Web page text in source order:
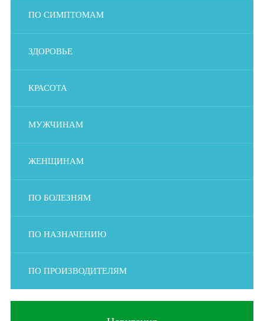
ПО СИМПТОМАМ
ЗДОРОВЬЕ
КРАСОТА
МУЖЧИНАМ
ЖЕНЩИНАМ
ПО БОЛЕЗНЯМ
ПО НАЗНАЧЕНИЮ
ПО ПРОИЗВОДИТЕЛЯМ